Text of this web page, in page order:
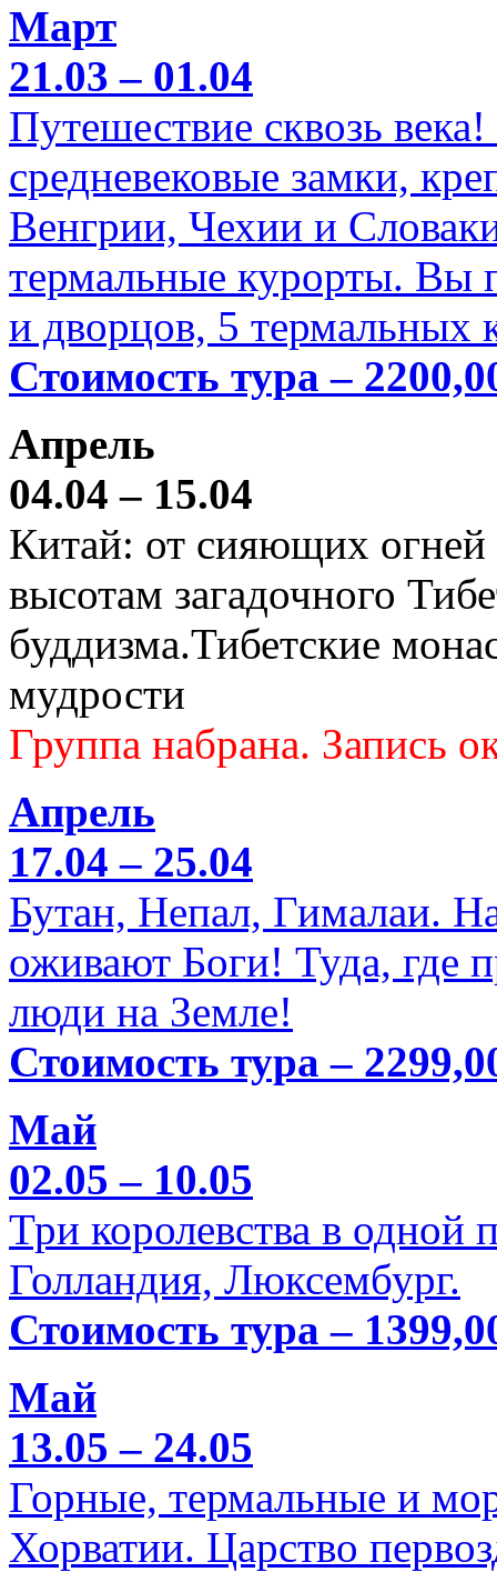
Март
21.03 – 01.04
Путешествие сквозь
средневековые замки,
Венгрии, Чехии и
термальные курорты. Вы
и дворцов, 5 термальных
Стоимость тура –
Апрель
04.04 – 15.04
Китай: от сияющих
высотам загадочного
буддизма.Тибетские
мудрости
Группа набрана. Запись
Апрель
17.04 – 25.04
Бутан, Непал, Гималаи.
оживают Боги! Туда, где
люди на Земле!
Стоимость тура –
Май
02.05 – 10.05
Три королевства в одной
Голландия, Люксембург.
Стоимость тура –
Май
13.05 – 24.05
Горные, термальные и
Хорватии. Царство